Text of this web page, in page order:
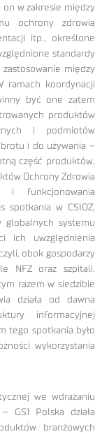
on w zakresie między
ochrony zdrowia
itp., określone
standardy
zastosowanie między
ramach koordynacji
być one zatem
produktów
i podmiotów
i do używania –
część produktów,
Ochrony Zdrowia
i funkcjonowania
spotkania w CSIOZ,
globalnych systemu
ich uwzględnienia
obok gospodarzy
NFZ oraz szpitali.
razem w siedzibie
działa od dawna
informacyjnej
tego spotkania było
wykorzystania
we wdrażaniu
GS1 Polska działa
branżowych